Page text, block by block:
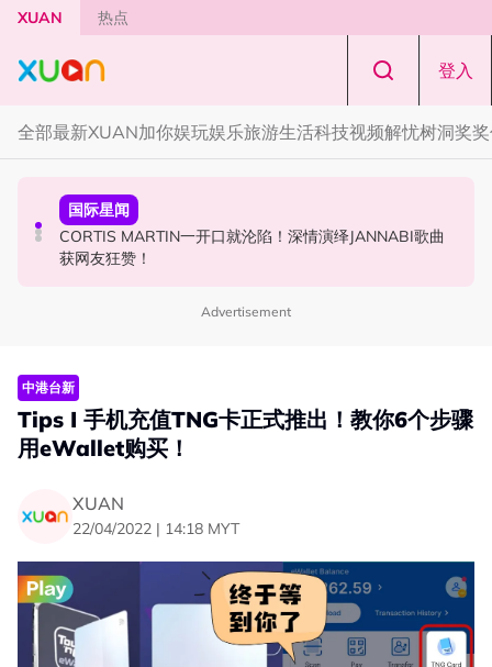
Skip to main content
XUAN 热点
登入
全部最新XUAN加你娱玩娱乐旅游生活科技视频解忧树洞奖
国际星闻
张员瑛频陷耍大牌争议！首度吐心声：真相终究会浮出水
面！
演唱会
F✦FOREVER 首次来马开唱！万人合唱《流星雨》，梦回
《流星花园》
国际星闻
CORTIS MARTIN一开口就沦陷！深情演绎JANNABI歌曲
获网友狂赞！
Advertisement
中港台新
Tips I 手机充值TNG卡正式推出！教你6个步骤
用eWallet购买！
XUAN
22/04/2022 | 14:18 MYT